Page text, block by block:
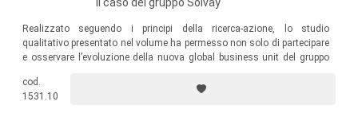
Realizzato seguendo i principi della ricerca-azione, lo studio
qualitativo presentato nel volume ha permesso non solo di partecipare
e osservare l’evoluzione della nuova global business unit del gruppo
costruire uno strumento utile per i manager che si trovano a gestire i
mutamenti strutturali della loro impresa.
cod.
1531.10